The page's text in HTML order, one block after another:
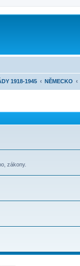
1918-1945 NĚMECKO
zákony.